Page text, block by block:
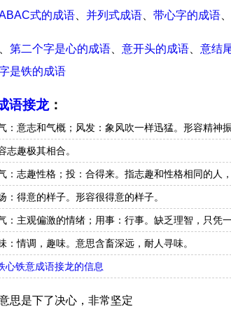
式的成语 并列式成语 带心字的成语
第二个字是心的成语 意开头的成语 意结
是铁的成语
语接龙：
：意志和气概；风发：象风吹一样迅猛。形容精神
志趣极其相合。
：志趣性格；投：合得来。指志趣和性格相同的人，
：得意的样子。形容很得意的样子。
：主观偏激的情绪；用事：行事。缺乏理智，只凭
：情调，趣味。意思含畜深远，耐人寻味。
心铁意成语接龙的信息
思是下了决心，非常坚定